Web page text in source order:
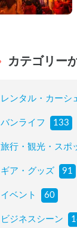
カテゴリー
レンタル・カーシ
バンライフ 133
旅行・観光・スポ
ギア・グッズ 91
イベント 60
ビジネスシーン